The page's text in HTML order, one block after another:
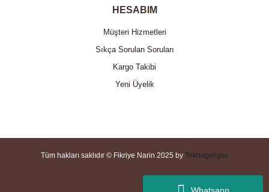
Whatsapp
HESABIM
Müşteri Hizmetleri
Sıkça Sorulan Soruları
Kargo Takibi
Yeni Üyelik
Tüm hakları saklıdır © Fikriye Narin 2025 by Teknogelişim